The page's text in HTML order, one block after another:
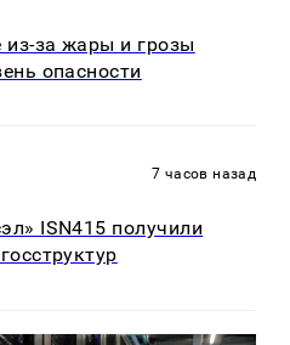
за жары и грозы
опасности
7 часов назад
ISN415 получили